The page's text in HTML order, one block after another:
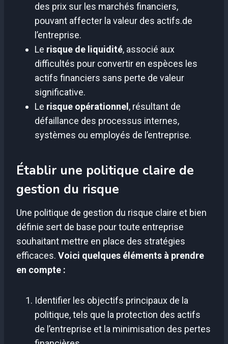
des prix sur les marchés financiers,
pouvant affecter la valeur des actifs.de
l’entreprise.
Le risque de liquidité, associé aux
difficultés pour convertir en espèces les
actifs financiers sans perte de valeur
significative.
Le risque opérationnel, résultant de
défaillance des processus internes,
systèmes ou employés de l’entreprise.
Établir une politique claire de
gestion du risque
Une politique de gestion du risque claire et bien
définie sert de base pour toute entreprise
souhaitant mettre en place des stratégies
efficaces. Voici quelques éléments à prendre
en compte :
Identifier les objectifs principaux de la
politique, tels que la protection des actifs
de l’entreprise et la minimisation des pertes